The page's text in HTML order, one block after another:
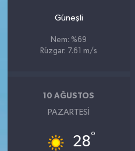
Güneşli
Nem: %69
Rüzgar: 7.61 m/s
10 AĞUSTOS
PAZARTESI
28°